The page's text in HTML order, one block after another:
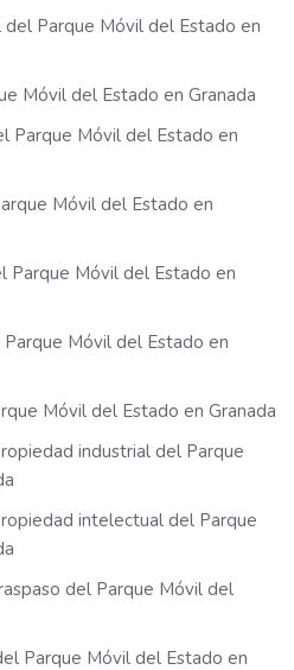
Parque Móvil del Estado en
Móvil del Estado en Granada
Parque Móvil del Estado en
Móvil del Estado en
Parque Móvil del Estado en
Móvil del Estado en
Móvil del Estado en Granada
industrial del Parque
intelectual del Parque
del Parque Móvil del
Parque Móvil del Estado en